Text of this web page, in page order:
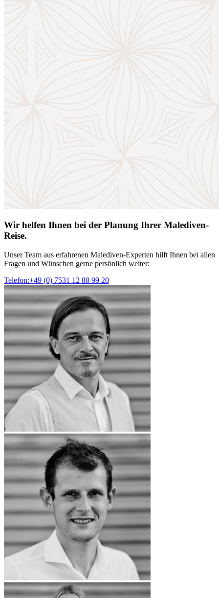
Wir helfen Ihnen bei der Planung Ihrer Malediven-
Reise.
Unser Team aus erfahrenen Malediven-Experten hilft Ihnen bei allen
Fragen und Wünschen gerne persönlich weiter:
Telefon:+49 (0) 7531 12 88 99 20